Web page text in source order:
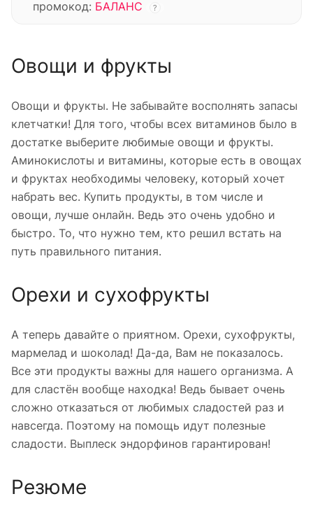
промокод: БАЛАНС ?
Овощи и фрукты
Овощи и фрукты. Не забывайте восполнять запасы
клетчатки! Для того, чтобы всех витаминов было в
достатке выберите любимые овощи и фрукты.
Аминокислоты и витамины, которые есть в овощах
и фруктах необходимы человеку, который хочет
набрать вес. Купить продукты, в том числе и
овощи, лучше онлайн. Ведь это очень удобно и
быстро. То, что нужно тем, кто решил встать на
путь правильного питания.
Орехи и сухофрукты
А теперь давайте о приятном. Орехи, сухофрукты,
мармелад и шоколад! Да-да, Вам не показалось.
Все эти продукты важны для нашего организма. А
для сластён вообще находка! Ведь бывает очень
сложно отказаться от любимых сладостей раз и
навсегда. Поэтому на помощь идут полезные
сладости. Выплеск эндорфинов гарантирован!
Резюме